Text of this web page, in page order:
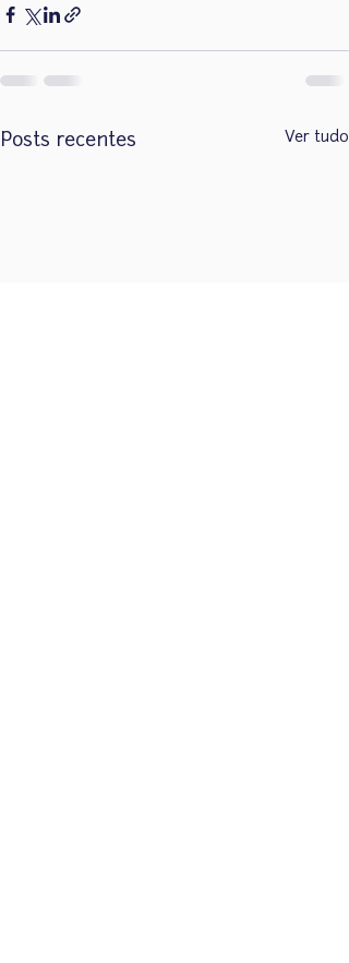
Posts recentes Ver tudo